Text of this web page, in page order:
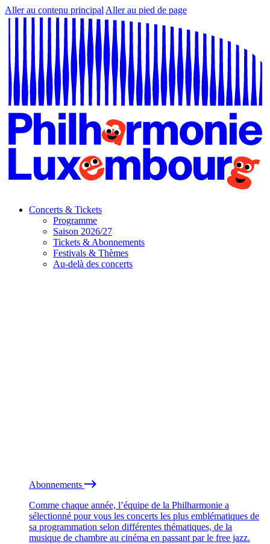
Aller au contenu principal Aller au pied de page
Concerts & Tickets
Programme
Saison 2026/27
Tickets & Abonnements
Festivals & Thèmes
Au-delà des concerts
Abonnements
Comme chaque année, l’équipe de la Philharmonie a
sélectionné pour vous les concerts les plus emblématiques de
sa programmation selon différentes thématiques, de la
musique de chambre au cinéma en passant par le free jazz.